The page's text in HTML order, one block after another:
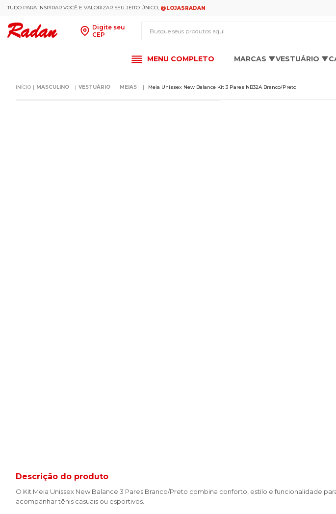
TUDO PARA INSPIRAR VOCÊ E VALORIZAR SEU JEITO ÚNICO, @LOJASRADAN
Digite seu
CEP
MENU COMPLETO MARCAS ▼VESTUÁRIO ▼
MASCULINO VESTUÁRIO MEIAS Meia Unissex New Balance Kit 3 Pares NB32A Branco/Preto
Descrição do produto
O Kit Meia Unissex New Balance 3 Pares Branco/Preto combina conforto, estilo e funcionalidade
acompanhar tênis casuais ou esportivos.